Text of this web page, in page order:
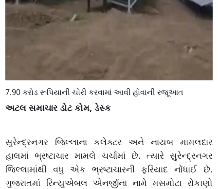
7.90 કરોડ રૂપિયાની ચોરી કરવામાં આવી હોવાની રજૂઆત
અટલ સમાચાર ડોટ કોમ, ડેસ્ક
સુરેન્દ્રનગર જિલ્લાના કલેક્ટર અને નાયબ મામલદાર
હાલમાં ભ્રષ્ટાચાર મામલે ચર્ચામાં છે. ત્યારે સુરેન્દ્રનગર
જિલ્લામાંથી વધુ એક ભ્રષ્ટાચારની ફરિયાદ નોંધાઈ છે.
ગુજરાતમાં રિન્યુએબલ એનર્જીના નામે મસમોટા રોકાણો